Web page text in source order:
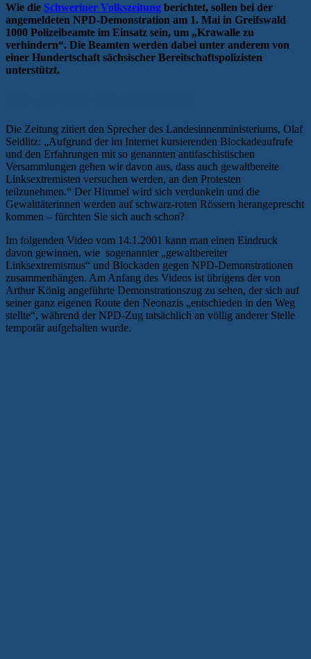
Wie die Schweriner Volkszeitung berichtet, sollen bei der
angemeldeten NPD-Demonstration am 1. Mai in Greifswald
1000 Polizeibeamte im Einsatz sein, um „Krawalle zu
verhindern“. Die Beamten werden dabei unter anderem von
einer Hundertschaft sächsischer Bereitschaftspolizisten
unterstützt.
Die Zeitung zitiert den Sprecher des Landesinnenministeriums, Olaf
Seidlitz: „Aufgrund der im Internet kursierenden Blockadeaufrufe
und den Erfahrungen mit so genannten antifaschistischen
Versammlungen gehen wir davon aus, dass auch gewaltbereite
Linksextremisten versuchen werden, an den Protesten
teilzunehmen.“ Der Himmel wird sich verdunkeln und die
Gewalttäterinnen werden auf schwarz-roten Rössern herangeprescht
kommen – fürchten Sie sich auch schon?
Im folgenden Video vom 14.1.2001 kann man einen Eindruck
davon gewinnen, wie sogenannter „gewaltbereiter
Linksextremismus“ und Blockaden gegen NPD-Demonstrationen
zusammenhängen. Am Anfang des Videos ist übrigens der von
Arthur König angeführte Demonstrationszug zu sehen, der sich auf
seiner ganz eigenen Route den Neonazis „entschieden in den Weg
stellte“, während der NPD-Zug tatsächlich an völlig anderer Stelle
temporär aufgehalten wurde.